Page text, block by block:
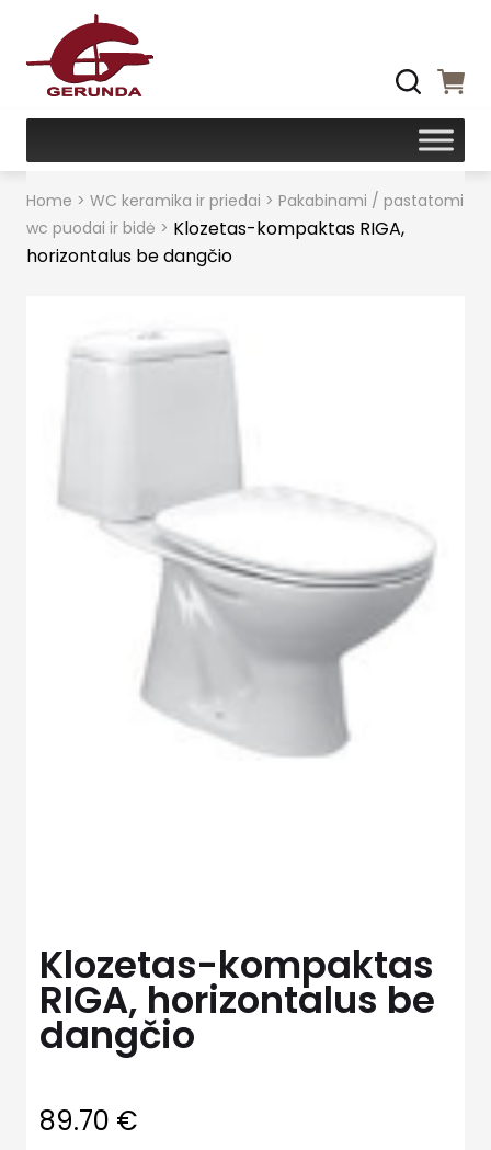
Home > WC keramika ir priedai > Pakabinami / pastatomi
wc puodai ir bidė > Klozetas-kompaktas RIGA,
horizontalus be dangčio
Klozetas-kompaktas
RIGA, horizontalus be
dangčio
89.70 €